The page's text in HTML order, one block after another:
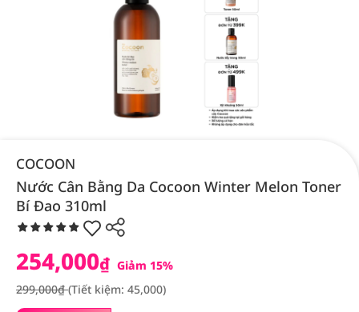
COCOON
Nước Cân Bằng Da Cocoon Winter Melon Toner
Bí Đao 310ml
254,000₫ Giảm 15%
299,000₫(Tiết kiệm: 45,000)